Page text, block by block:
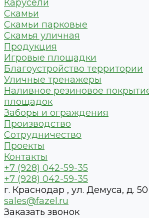
Карусели
Скамьи
Скамьи парковые
Скамья уличная
Продукция
Игровые площадки
Благоустройство территории
Уличные тренажеры
Наливное резиновое
площадок
Заборы и ограждения
Производство
Сотрудничество
Проекты
Контакты
+7 (928) 042-59-35
+7 (928) 042-59-35
г. Краснодар , ул. Демуса, д. 50
sales@fazel.ru
Заказать звонок